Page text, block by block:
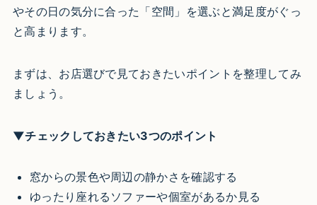
やその日の気分に合った「空間」を選ぶと満足度がぐっ
と高まります。
まずは、お店選びで見ておきたいポイントを整理してみ
ましょう。
▼チェックしておきたい3つのポイント
窓からの景色や周辺の静かさを確認する
ゆったり座れるソファーや個室があるか見る